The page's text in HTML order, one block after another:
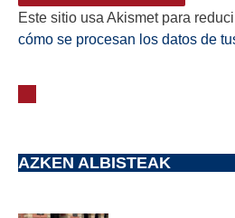
Este sitio usa Akismet para
cómo se procesan los datos de
AZKEN ALBISTEAK